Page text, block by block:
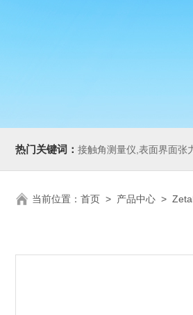
热门关键词： 接触角测量仪,表面界面张力仪,气
当前位置： 首页 > 产品中心 >